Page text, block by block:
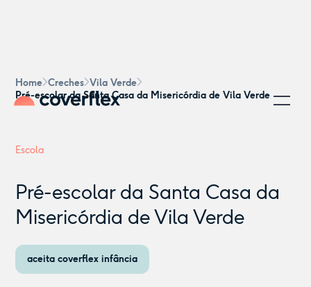
Home Creches Vila Verde
Pré-escolar da Santa Casa da Misericórdia de Vila Verde
Escola
Pré-escolar da Santa Casa da
Misericórdia de Vila Verde
aceita coverflex infância